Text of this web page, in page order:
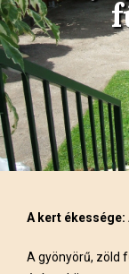
A kert
A gyönyörű, zöld